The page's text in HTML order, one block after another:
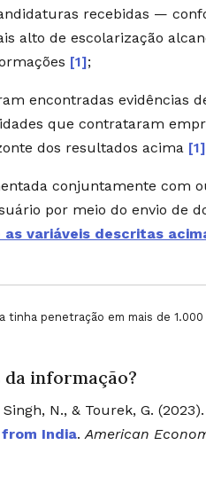
recebidas —
alto de escolarização
[1];
encontradas evidências
que contrataram
dos resultados acima [1]
conjuntamente com
por meio do envio de
as variáveis descritas
tinha penetração em mais de
informação?
N., & Tourek, G. (2023).
India.American